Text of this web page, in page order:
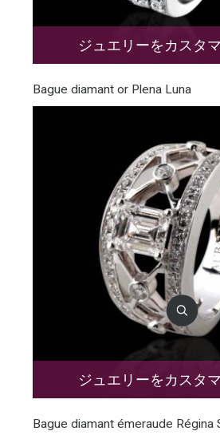
ジュエリーをカスタ
Bague diamant or Plena Luna
ジュエリーをカスタ
Bague diamant émeraude Régina